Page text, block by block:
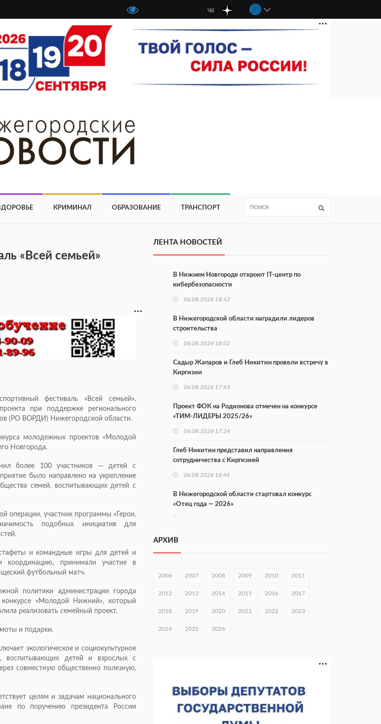
КРИМИНАЛ ОБРАЗОВАНИЕ ТРАНСПОРТ
«Всей семьей»
фестиваль «Всей семьей».
при поддержке регионального
(РО ВОРДИ) Нижегородской области.
молодежных проектов «Молодой
Новгорода.
более 100 участников — детей с
было направлено на укрепление
семей, воспитывающих детей с
операции, участник программы «Герои.
подобных инициатив для
и командные игры для детей и
координацию, принимали участие в
футбольный матч.
политики администрации города
«Молодой Нижний», который
реализовать семейный проект.
и подарки.
экологическое и социокультурное
воспитывающих детей и взрослых с
совместную общественно полезную,
целям и задачам национального
по поручению президента России
ЛЕНТА НОВОСТЕЙ
В Нижнем Новгороде откроют IT-центр по
кибербезопасности
06.08.2026 18:42
В Нижегородской области наградили лидеров
строительства
06.08.2026 18:02
Садыр Жапаров и Глеб Никитин провели встречу в
Киргизии
06.08.2026 17:43
Проект ФОК на Родионова отмечен на конкурсе
«ТИМ-ЛИДЕРЫ 2025/26»
06.08.2026 17:24
Глеб Никитин представил направления
сотрудничества с Киргизией
06.08.2026 16:44
В Нижегородской области стартовал конкурс
«Отец года — 2026»
Городец подписал соглашения с Кара-Кулем и
вырос в 1,9 раза
В Нижнем Новгороде открыли фестиваль «Семья
06.08.2026 15:26
Видели ночь, бежали всю ночь... На
АРХИВ
2006 2007 2008 2009 2010 2011
2012 2013 2014 2015 2016 2017
2018 2019 2020 2021 2022 2023
2024 2025 2026